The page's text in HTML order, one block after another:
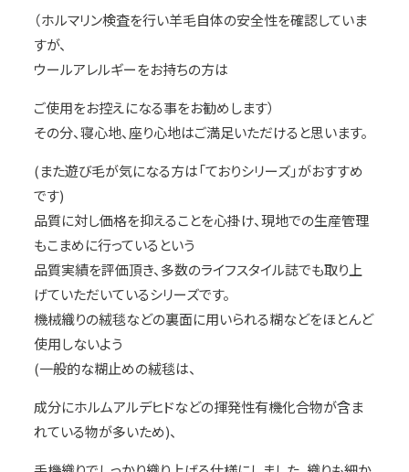
（ホルマリン検査を行い羊毛自体の安全性を確認していま
すが、
ウールアレルギーをお持ちの方は
ご使用をお控えになる事をお勧めします）
その分、寝心地、座り心地はご満足いただけると思います。
(また遊び毛が気になる方は「ておりシリーズ」がおすすめ
です)
品質に対し価格を抑えることを心掛け、現地での生産管理
もこまめに行っているという
品質実績を評価頂き、多数のライフスタイル誌でも取り上
げていただいているシリーズです。
機械織りの絨毯などの裏面に用いられる糊などをほとんど
使用しないよう
(一般的な糊止めの絨毯は、
成分にホルムアルデヒドなどの揮発性有機化合物が含ま
れている物が多いため)、